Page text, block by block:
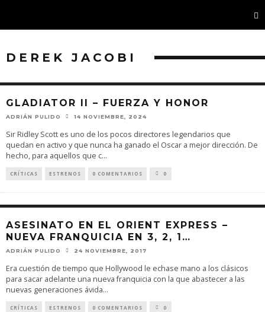
DEREK JACOBI
GLADIATOR II – FUERZA Y HONOR
ADRIÁN PULIDO 14 NOVIEMBRE, 2024
Sir Ridley Scott es uno de los pocos directores legendarios que
quedan en activo y que nunca ha ganado el Oscar a mejor dirección. De
hecho, para aquellos que c...
CRÍTICAS ESTRENOS 0 COMENTARIOS 0
ASESINATO EN EL ORIENT EXPRESS –
NUEVA FRANQUICIA EN 3, 2, 1…
ADRIÁN PULIDO 24 NOVIEMBRE, 2017
Era cuestión de tiempo que Hollywood le echase mano a los clásicos
para sacar adelante una nueva franquicia con la que abastecer a las
nuevas generaciones ávida...
CRÍTICAS ESTRENOS 0 COMENTARIOS 0